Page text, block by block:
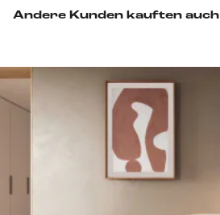
Andere Kunden kauften auch